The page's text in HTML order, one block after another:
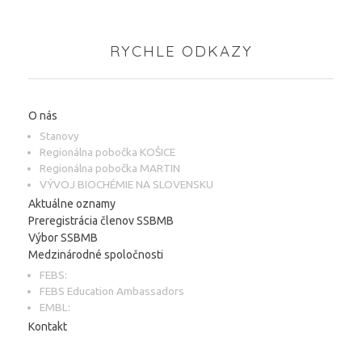
RYCHLE ODKAZY
O nás
Stanovy
Regionálna pobočka KOŠICE
Regionálna pobočka MARTIN
VÝVOJ BIOCHÉMIE NA SLOVENSKU
Aktuálne oznamy
Preregistrácia členov SSBMB
Výbor SSBMB
Medzinárodné spoločnosti
FEBS:
FEBS Education Ambassadors
EMBL:
Kontakt